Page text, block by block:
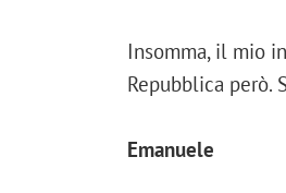
Insomma, il mio
Repubblica però.
Emanuele